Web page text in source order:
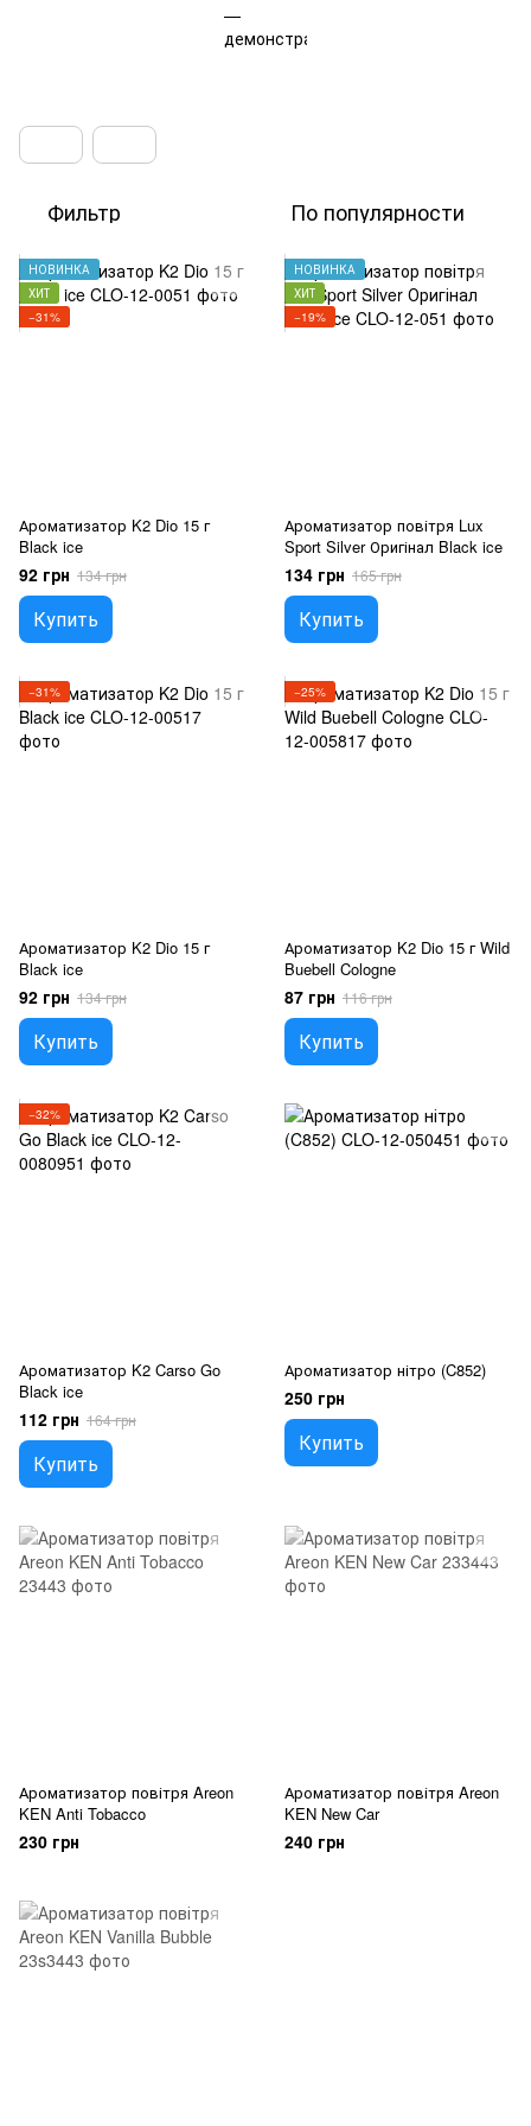
Фильтр По популярности
НОВИНКА
ХИТ
−31%
Ароматизатор K2 Dio 15 г
Black ice
92 грн 134 грн
Купить
НОВИНКА
ХИТ
−19%
Ароматизатор повітря Lux
Sport Silver Оригінал Black ice
134 грн 165 грн
Купить
−31%
Ароматизатор K2 Dio 15 г
Black ice
92 грн 134 грн
Купить
−25%
Ароматизатор K2 Dio 15 г Wild
Buebell Cologne
87 грн 116 грн
Купить
−32%
Ароматизатор K2 Carso Go
Black ice
112 грн 164 грн
Купить
Ароматизатор нітро (C852)
250 грн
Купить
Ароматизатор повітря Areon
KEN Anti Tobacco
230 грн
Ароматизатор повітря Areon
KEN New Car
240 грн